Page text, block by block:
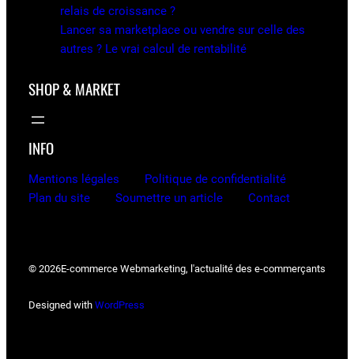
relais de croissance ?
Lancer sa marketplace ou vendre sur celle des
autres ? Le vrai calcul de rentabilité
SHOP & MARKET
INFO
Mentions légales
Politique de confidentialité
Plan du site
Soumettre un article Contact
© 2026E-commerce Webmarketing, l'actualité des e-commerçants
Designed with WordPress